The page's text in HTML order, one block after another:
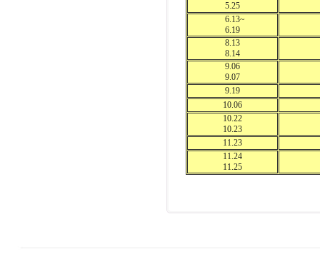
5.25
6.13~
6.19
8.13
8.14
9.06
9.07
9.19
10.06
10.22
10.23
11.23
11.24
11.25